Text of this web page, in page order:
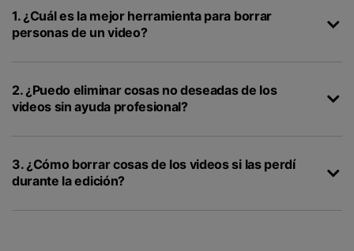
1. ¿Cuál es la mejor herramienta para borrar
personas de un video?
2. ¿Puedo eliminar cosas no deseadas de los
videos sin ayuda profesional?
3. ¿Cómo borrar cosas de los videos si las perdí
durante la edición?